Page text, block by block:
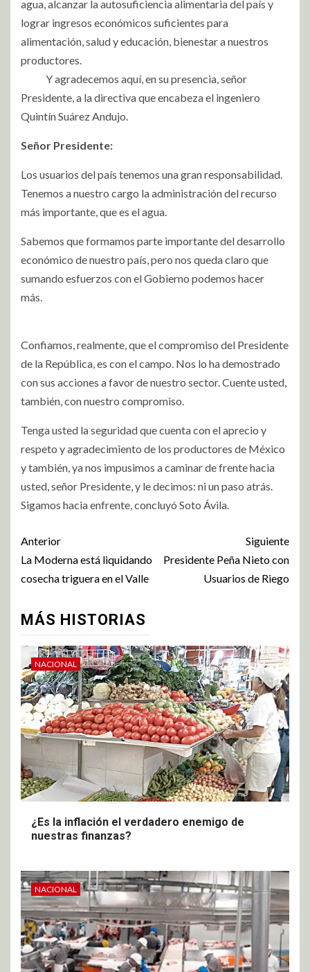
agua, alcanzar la autosuficiencia alimentaria del país y
lograr ingresos económicos suficientes para
alimentación, salud y educación, bienestar a nuestros
productores.
Y agradecemos aquí, en su presencia, señor
Presidente, a la directiva que encabeza el ingeniero
Quintín Suárez Andujo.
Señor Presidente:
Los usuarios del país tenemos una gran responsabilidad.
Tenemos a nuestro cargo la administración del recurso
más importante, que es el agua.
Sabemos que formamos parte importante del desarrollo
económico de nuestro país, pero nos queda claro que
sumando esfuerzos con el Gobierno podemos hacer
más.
Confiamos, realmente, que el compromiso del Presidente
de la República, es con el campo. Nos lo ha demostrado
con sus acciones a favor de nuestro sector. Cuente usted,
también, con nuestro compromiso.
Tenga usted la seguridad que cuenta con el aprecio y
respeto y agradecimiento de los productores de México
y también, ya nos impusimos a caminar de frente hacia
usted, señor Presidente, y le decimos: ni un paso atrás.
Sigamos hacia enfrente, concluyó Soto Ávila.
Anterior
La Moderna está liquidando
cosecha triguera en el Valle
Siguiente
Presidente Peña Nieto con
Usuarios de Riego
MÁS HISTORIAS
NACIONAL
¿Es la inflación el verdadero enemigo de
nuestras finanzas?
NACIONAL